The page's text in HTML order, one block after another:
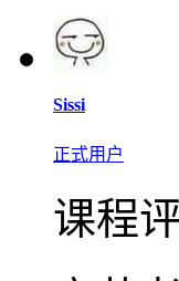
Sissi
正式用户
课程